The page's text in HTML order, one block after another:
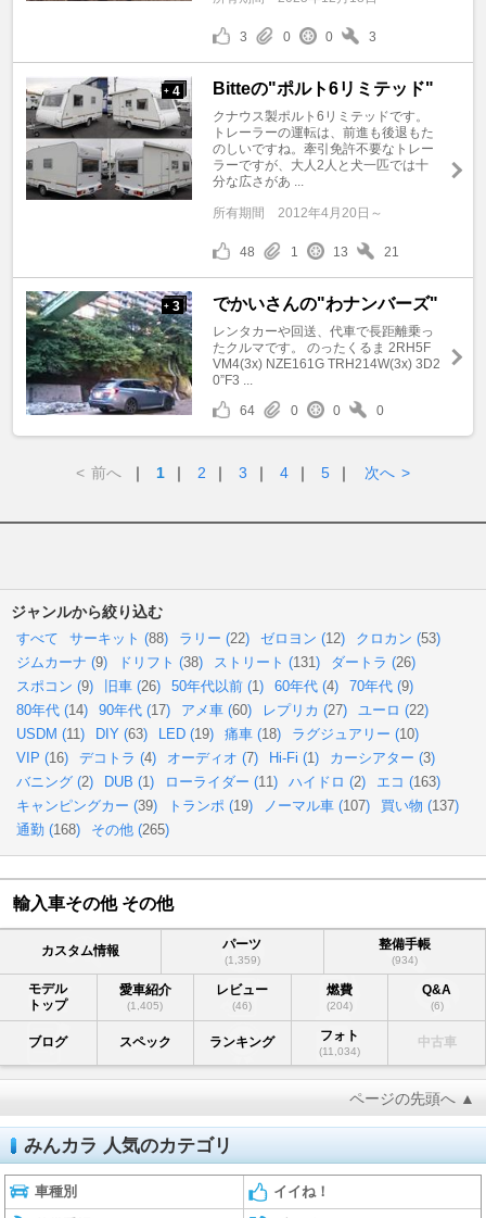
3 0 0 3
+ 4 Bitteの"ポルト6リミテッド"
クナウス製ポルト6リミテッドです。
トレーラーの運転は、前進も後退もた
のしいですね。牽引免許不要なトレー
ラーですが、大人2人と犬一匹では十
分な広さがあ ...
所有期間 2012年4月20日～
48 1 13 21
+ 3 でかいさんの"わナンバーズ"
レンタカーや回送、代車で長距離乗っ
たクルマです。 のったくるま 2RH5F
VM4(3x) NZE161G TRH214W(3x) 3D2
0”F3 ...
64
0 0 0
< 前へ ｜ 1 ｜ 2 ｜ 3 ｜ 4 ｜ 5 ｜ 次へ >
ジャンルから絞り込む
すべて サーキット (88) ラリー (22) ゼロヨン (12) クロカン (53)
ジムカーナ (9) ドリフト (38) ストリート (131 ) ダートラ (26)
スポコン (9) 旧車 (26) 50年代以前 (1 ) 60年代 (4) 70年代 (9)
80年代 (14) 90年代 (17) アメ車 (60) レプリカ (27) ユーロ (22)
USDM (11 ) DIY (63) LED (19) 痛車 (18) ラグジュアリー (10)
VIP (16) デコトラ (4) オーディオ (7) Hi-Fi (1 ) カーシアター (3)
バニング (2) DUB (1 ) ローライダー (11 ) ハイドロ (2) エコ (163)
キャンピングカー (39) トランポ (19) ノーマル車 (107) 買い物 (137)
通勤 (168) その他 (265)
輸入車その他 その他
カスタム情報 パーツ
(1,359)
整備手帳
(934)
モデル
トップ
愛車紹介
(1,405)
レビュー
(46)
燃費
(204)
Q&A
(6)
ブログ スペック ランキング フォト
(11,034)
中古車
ページの先頭へ ▲
みんカラ 人気のカテゴリ
車種別 イイね！